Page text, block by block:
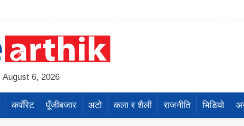
6, 2026
कर्पाेरेट पूँजीबजार अटो कला र शैली राजनीति भिडियो